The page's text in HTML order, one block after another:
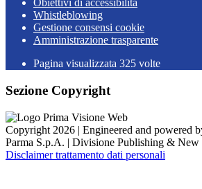
Obiettivi di accessibilità
Whistleblowing
Gestione consensi cookie
Amministrazione trasparente
Pagina visualizzata 325 volte
Sezione Copyright
Copyright 2026 | Engineered and powered
Parma S.p.A. | Divisione Publishing & New
Disclaimer trattamento dati personali